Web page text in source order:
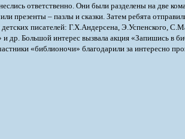
ответственно. Они были разделены на две
презенты – пазлы и сказки. Затем ребята
детских писателей: Г.Х.Андерсена, Э.Успенского,
др. Большой интерес вызвала акция «Запишись в
«библионочи» благодарили за интересно